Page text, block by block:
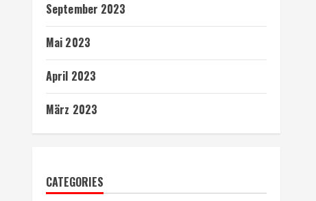
September 2023
Mai 2023
April 2023
März 2023
CATEGORIES